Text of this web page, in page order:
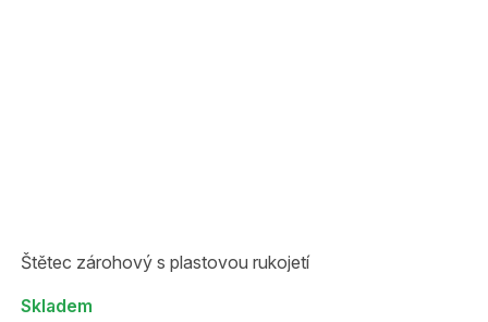
Štětec zárohový s plastovou rukojetí
Skladem